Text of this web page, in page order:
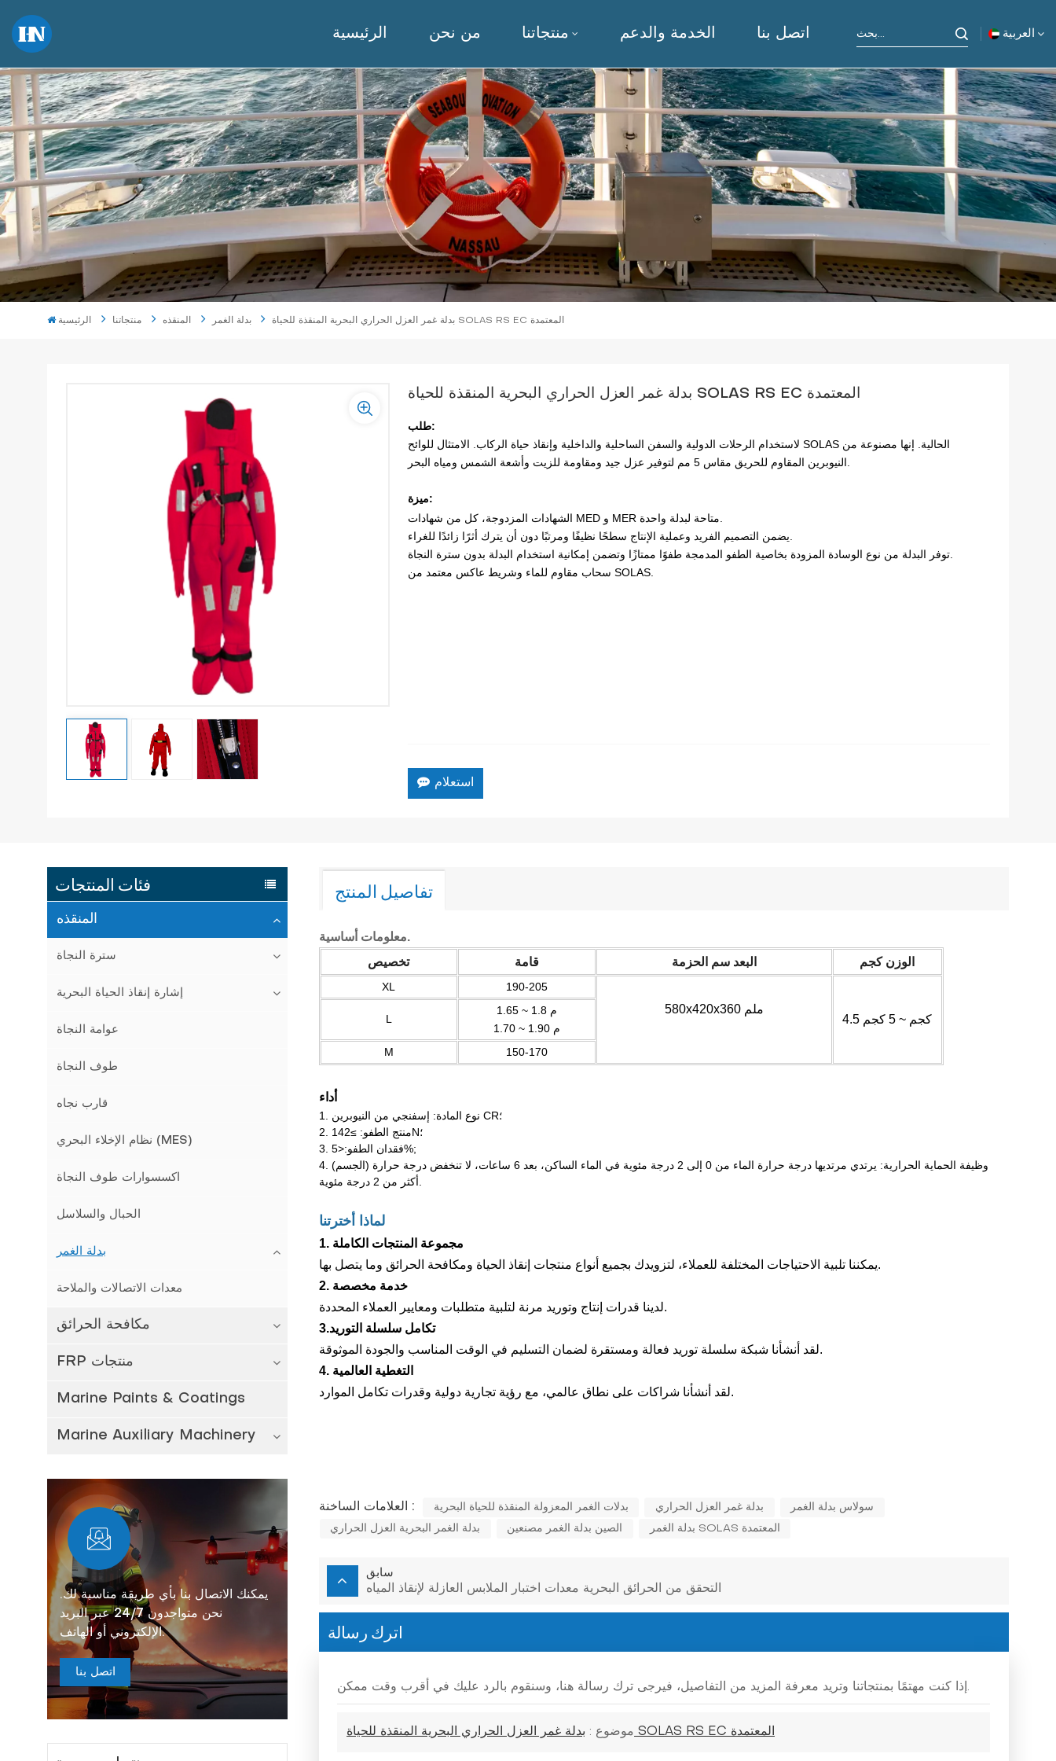
الرئيسية من نحن منتجاتنا الخدمة والدعم اتصل بنا العربية
English
русский
español
Indonesia
العربية
الرئيسية منتجاتنا المنقذه بدلة الغمر بدلة غمر العزل الحراري البحرية المنقذة للحياة SOLAS RS EC المعتمدة
بدلة غمر العزل الحراري البحرية المنقذة للحياة SOLAS RS EC المعتمدة
طلب:
لاستخدام الرحلات الدولية والسفن الساحلية والداخلية وإنقاذ حياة الركاب. الامتثال للوائح SOLAS الحالية. إنها مصنوعة من
ميزة:
سحاب مقاوم للماء وشريط عاكس معتمد من SOLAS.
استعلام
فئات المنتجات
المنقذه
سترة النجاة
إشارة إنقاذ الحياة البحرية
عوامة النجاة
طوف النجاة
قارب نجاه
نظام الإخلاء البحري (MES)
اكسسوارات طوف النجاة
الحبال والسلاسل
بدلة الغمر
معدات الاتصالات والملاحة
مكافحة الحرائق
FRP منتجات
Marine Paints & Coatings
Marine Auxiliary Machinery
يمكنك الاتصال بنا بأي طريقة مناسبة لك.
نحن متواجدون 24/7 عبر البريد
الإلكتروني أو الهاتف.
اتصل بنا
تفاصيل المنتج
معلومات أساسية.
تخصيص
قامة البعد سم الحزمة الوزن كجم
XL 190-205
580x420x360 ملم
4.5 كجم ~ 5 كجم L
1.65 ~ 1.8 م
1.70 ~ 1.90 م
M
150-170
أداء
1. نوع المادة: إسفنجي من النيوبرين CR؛
2. منتج الطفو: ≥142N؛
3. فقدان الطفو:<5%;
4. وظيفة الحماية الحرارية: يرتدي مرتديها درجة حرارة الماء من 0 إلى 2 درجة مئوية في الماء الساكن، بعد 6 ساعات، لا تنخفض درجة حرارة (الجسم)
أكثر من 2 درجة مئوية.
لماذا أخترتنا
1. مجموعة المنتجات الكاملة
يمكننا تلبية الاحتياجات المختلفة للعملاء، لتزويدك بجميع أنواع منتجات إنقاذ الحياة ومكافحة الحرائق وما يتصل بها.
2. خدمة مخصصة
لدينا قدرات إنتاج وتوريد مرنة لتلبية متطلبات ومعايير العملاء المحددة.
3.تكامل سلسلة التوريد
لقد أنشأنا شبكة سلسلة توريد فعالة ومستقرة لضمان التسليم في الوقت المناسب والجودة الموثوقة.
4. التغطية العالمية
لقد أنشأنا شراكات على نطاق عالمي، مع رؤية تجارية دولية وقدرات تكامل الموارد.
العلامات الساخنة : بدلات الغمر المعزولة المنقذة للحياة البحرية بدلة غمر العزل الحراري سولاس بدلة الغمر
بدلة الغمر البحرية العزل الحراري الصين بدلة الغمر مصنعين بدلة الغمر SOLAS المعتمدة
سابق
التحقق من الحرائق البحرية معدات اختبار الملابس العازلة لإنقاذ المياه
اترك رسالة
إذا كنت مهتمًا بمنتجاتنا وتريد معرفة المزيد من التفاصيل، فيرجى ترك رسالة هنا، وسنقوم بالرد عليك في أقرب وقت ممكن.
موضوع : بدلة غمر العزل الحراري البحرية المنقذة للحياة SOLAS RS EC المعتمدة